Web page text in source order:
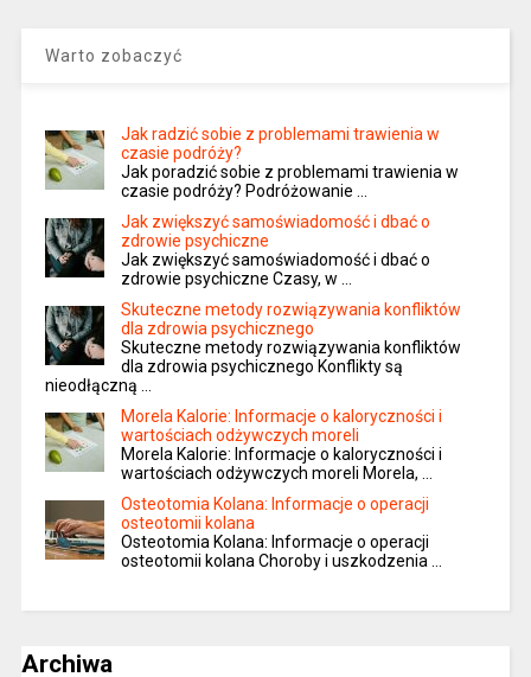
Warto zobaczyć
Jak radzić sobie z problemami trawienia w
czasie podróży?
Jak poradzić sobie z problemami trawienia w
czasie podróży? Podróżowanie …
Jak zwiększyć samoświadomość i dbać o
zdrowie psychiczne
Jak zwiększyć samoświadomość i dbać o
zdrowie psychiczne Czasy, w …
Skuteczne metody rozwiązywania konfliktów
dla zdrowia psychicznego
Skuteczne metody rozwiązywania konfliktów
dla zdrowia psychicznego Konflikty są
nieodłączną …
Morela Kalorie: Informacje o kaloryczności i
wartościach odżywczych moreli
Morela Kalorie: Informacje o kaloryczności i
wartościach odżywczych moreli Morela, …
Osteotomia Kolana: Informacje o operacji
osteotomii kolana
Osteotomia Kolana: Informacje o operacji
osteotomii kolana Choroby i uszkodzenia …
Archiwa